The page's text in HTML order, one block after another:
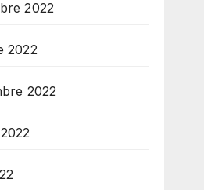
2022
2022
2022